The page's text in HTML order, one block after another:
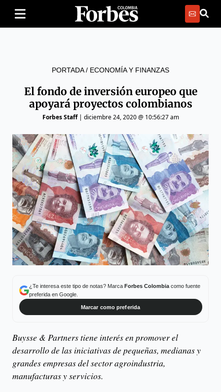
PORTADA/ ECONOMÍA Y FINANZAS
El fondo de inversión europeo que
apoyará proyectos colombianos
Forbes Staff| diciembre 24, 2020 @ 10:56:27 am
¿Te interesa este tipo de notas? Marca Forbes Colombiacomo fuente
preferida en Google.
Marcar como preferida
Buysse & Partners tiene interés en promover el
desarrollo de las iniciativas de pequeñas, medianas y
grandes empresas del sector agroindustria,
manufacturas y servicios.